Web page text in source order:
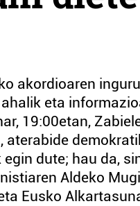
akordioaren
eta
19:00etan,
aterabide
dute; hau da,
Aldeko
Eusko